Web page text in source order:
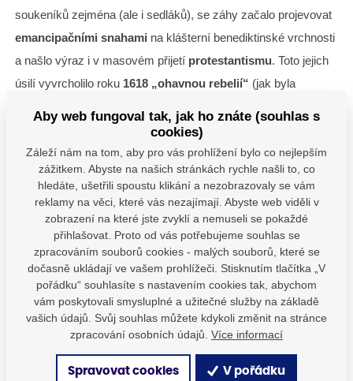
soukeníků zejména (ale i sedláků), se záhy začalo projevovat
emancipačními snahami na klášterní benediktinské vrchnosti
a našlo výraz i v masovém přijetí protestantismu. Toto jejich
úsilí vyvrcholilo roku 1618 „ohavnou rebelií“ (jak byla
stavovského povstání, známé pražské
defenestraci, což pak vyústilo v pustošivou třicetiletou válku
Její následky pro soukeníky znamenaly ohromnéfinanční
ztráty, přičemž někdejší prosperity se jim už nikdy poté
nepodařilo znovu dosáhnout.
Máte dotazy?
Kontaktujte nás
SDÍLEJTE:
Aby web fungoval tak, jak ho znáte (souhlas s
cookies)
Záleží nám na tom, aby pro vás prohlížení bylo co nejlepším
zážitkem. Abyste na našich stránkách rychle našli to, co
hledáte, ušetřili spoustu klikání a nezobrazovaly se vám
reklamy na věci, které vás nezajímají. Abyste web viděli v
zobrazení na které jste zvyklí a nemuseli se pokaždé
přihlašovat. Proto od vás potřebujeme souhlas se
zpracováním souborů cookies - malých souborů, které se
dočasně ukládají ve vašem prohlížeči. Stisknutím tlačítka „V
pořádku“ souhlasíte s nastavením cookies tak, abychom
vám poskytovali smysluplné a užitečné služby na základě
vašich údajů. Svůj souhlas můžete kdykoli změnit na stránce
zpracování osobních údajů. Více informací
Spravovat cookies V pořádku